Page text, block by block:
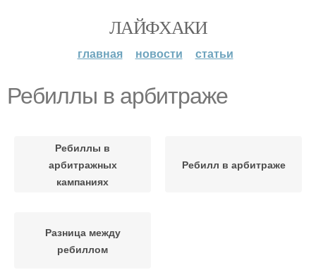
ЛАЙФХАКИ
главная новости статьи
Ребиллы в арбитраже
Ребиллы в
арбитражных
кампаниях
Ребилл в арбитраже
Разница между
ребиллом